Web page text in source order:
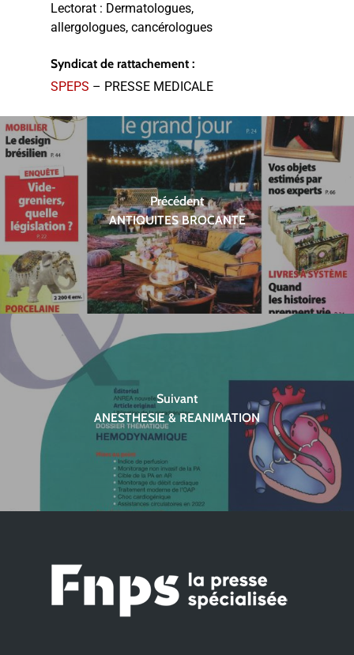
Lectorat : Dermatologues,
allergologues, cancérologues
Syndicat de rattachement :
SPEPS – PRESSE MEDICALE
Précédent
ANTIQUITES BROCANTE
Suivant
ANESTHESIE & REANIMATION